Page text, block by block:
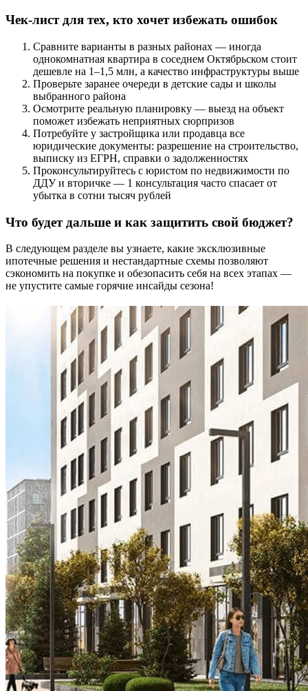
Чек-лист для тех, кто хочет избежать ошибок
Сравните варианты в разных районах — иногда
однокомнатная квартира в соседнем Октябрьском стоит
дешевле на 1–1,5 млн, а качество инфраструктуры выше
Проверьте заранее очереди в детские сады и школы
выбранного района
Осмотрите реальную планировку — выезд на объект
поможет избежать неприятных сюрпризов
Потребуйте у застройщика или продавца все
юридические документы: разрешение на строительство,
выписку из ЕГРН, справки о задолженностях
Проконсультируйтесь с юристом по недвижимости по
ДДУ и вторичке — 1 консультация часто спасает от
убытка в сотни тысяч рублей
Что будет дальше и как защитить свой бюджет?
В следующем разделе вы узнаете, какие эксклюзивные
ипотечные решения и нестандартные схемы позволяют
сэкономить на покупке и обезопасить себя на всех этапах —
не упустите самые горячие инсайды сезона!